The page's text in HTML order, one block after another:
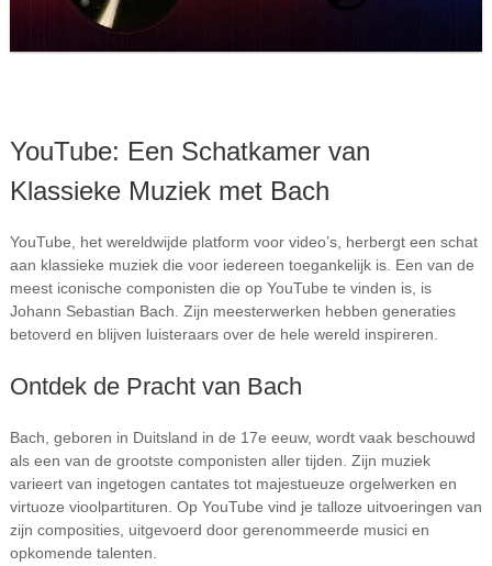
YouTube: Een Schatkamer van
Klassieke Muziek met Bach
YouTube, het wereldwijde platform voor video’s, herbergt een schat
aan klassieke muziek die voor iedereen toegankelijk is. Een van de
meest iconische componisten die op YouTube te vinden is, is
Johann Sebastian Bach. Zijn meesterwerken hebben generaties
betoverd en blijven luisteraars over de hele wereld inspireren.
Ontdek de Pracht van Bach
Bach, geboren in Duitsland in de 17e eeuw, wordt vaak beschouwd
als een van de grootste componisten aller tijden. Zijn muziek
varieert van ingetogen cantates tot majestueuze orgelwerken en
virtuoze vioolpartituren. Op YouTube vind je talloze uitvoeringen van
zijn composities, uitgevoerd door gerenommeerde musici en
opkomende talenten.